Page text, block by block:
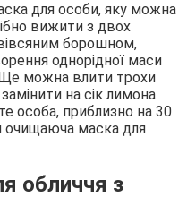
для особи, яку можна
вижити з двох
вівсяним борошном,
однорідної маси
можна влити трохи
на сік лимона.
особа, приблизно на 30
очищаюча маска для
обличчя з